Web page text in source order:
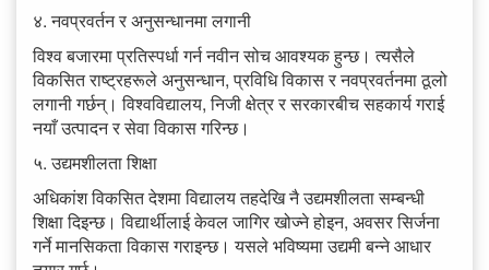
४. नवप्रवर्तन र अनुसन्धानमा लगानी
विश्व बजारमा प्रतिस्पर्धा गर्न नवीन सोच आवश्यक हुन्छ। त्यसैले
विकसित राष्ट्रहरूले अनुसन्धान, प्रविधि विकास र नवप्रवर्तनमा ठूलो
लगानी गर्छन्। विश्वविद्यालय, निजी क्षेत्र र सरकारबीच सहकार्य गराई
नयाँ उत्पादन र सेवा विकास गरिन्छ।
५. उद्यमशीलता शिक्षा
अधिकांश विकसित देशमा विद्यालय तहदेखि नै उद्यमशीलता सम्बन्धी
शिक्षा दिइन्छ। विद्यार्थीलाई केवल जागिर खोज्ने होइन, अवसर सिर्जना
गर्ने मानसिकता विकास गराइन्छ। यसले भविष्यमा उद्यमी बन्ने आधार